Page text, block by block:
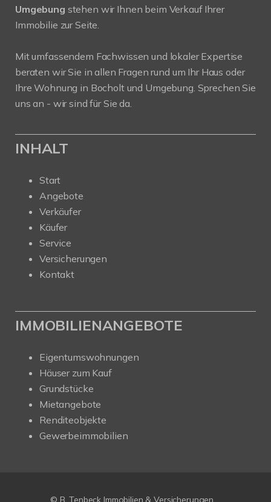
Umgebung stehen wir Ihnen beim Verkauf Ihrer
Immobilie zur Seite.
Mit umfassendem Fachwissen und lokaler Expertise
beraten wir Sie in allen Fragen rund um Ihr Haus oder
Ihre Wohnung in Bocholt und Umgebung. Sprechen Sie
uns an - wir sind für Sie da.
INHALT
Start
Angebote
Verkäufer
Käufer
Service
Versicherungen
Kontakt
IMMOBILIENANGEBOTE
Eigentumswohnungen
Häuser zum Kauf
Grundstücke
Mietangebote
Renditeobjekte
Gewerbeimmobilien
© B. Tenbeck Immobilien & Versicherungen